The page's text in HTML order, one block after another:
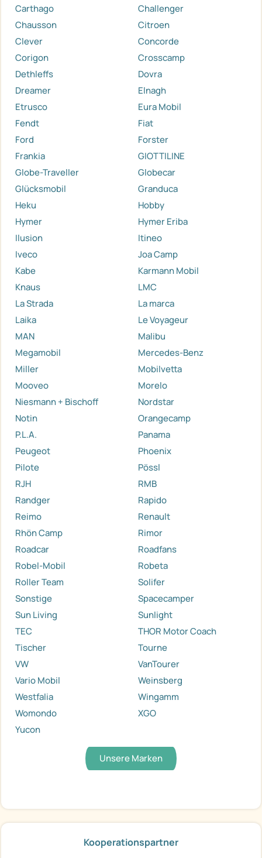
Carthago
Challenger
Chausson
Citroen
Clever
Concorde
Corigon
Crosscamp
Dethleffs
Dovra
Dreamer
Elnagh
Etrusco
Eura Mobil
Fendt
Fiat
Ford
Forster
Frankia
GIOTTILINE
Globe-Traveller
Globecar
Glücksmobil
Granduca
Heku
Hobby
Hymer
Hymer Eriba
Ilusion
Itineo
Iveco
Joa Camp
Kabe
Karmann Mobil
Knaus
LMC
La Strada
La marca
Laika
Le Voyageur
MAN
Malibu
Megamobil
Mercedes-Benz
Miller
Mobilvetta
Mooveo
Morelo
Niesmann + Bischoff
Nordstar
Notin
Orangecamp
P.L.A.
Panama
Peugeot
Phoenix
Pilote
Pössl
RJH
RMB
Randger
Rapido
Reimo
Renault
Rhön Camp
Rimor
Roadcar
Roadfans
Robel-Mobil
Robeta
Roller Team
Solifer
Sonstige
Spacecamper
Sun Living
Sunlight
TEC
THOR Motor Coach
Tischer
Tourne
VW
VanTourer
Vario Mobil
Weinsberg
Westfalia
Wingamm
Womondo
XGO
Yucon
Unsere Marken
Kooperationspartner